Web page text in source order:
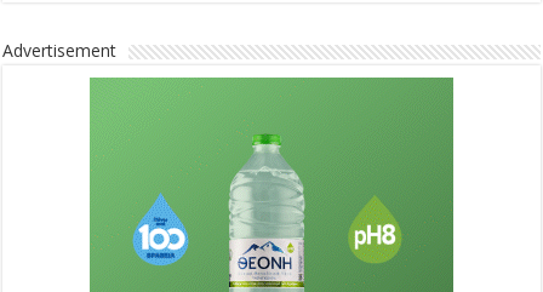
Advertisement